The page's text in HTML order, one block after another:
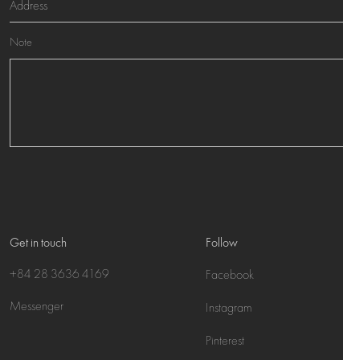
Note
Get in touch
+84 28 3636 4169
Messenger
Follow
Facebook
Instagram
Pinterest